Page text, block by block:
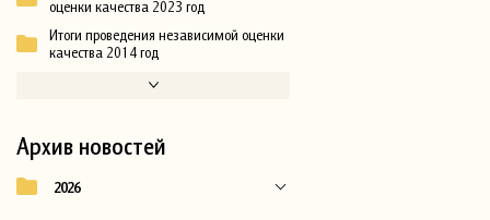
оценки качества 2023 год
Итоги проведения независимой оценки
качества 2014 год
Архив новостей
2026